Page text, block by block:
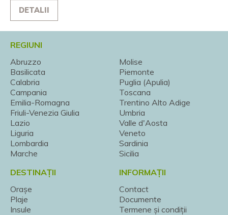
DETALII
REGIUNI
Abruzzo
Basilicata
Calabria
Campania
Emilia-Romagna
Friuli-Venezia Giulia
Lazio
Liguria
Lombardia
Marche
Molise
Piemonte
Puglia (Apulia)
Toscana
Trentino Alto Adige
Umbria
Valle d'Aosta
Veneto
Sardinia
Sicilia
DESTINAȚII
Orașe
Plaje
Insule
INFORMAȚII
Contact
Documente
Termene și condiții